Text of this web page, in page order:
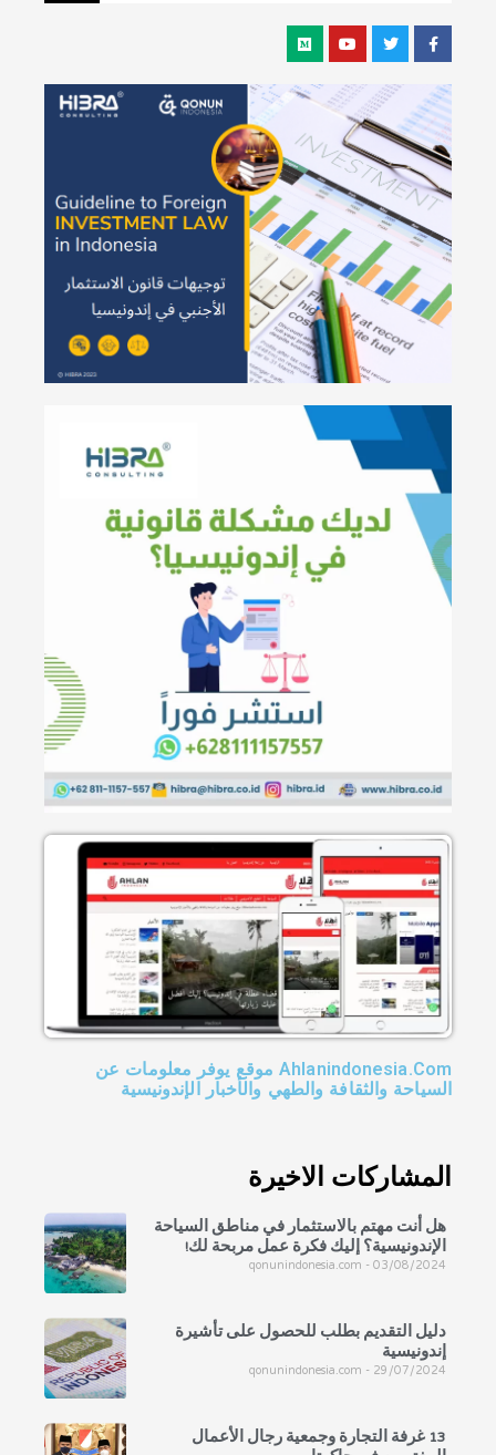
Ahlanindonesia.Com موقع يوفر معلومات عن
السياحة والثقافة والطهي والأخبار الإندونيسية
المشاركات الاخيرة
هل أنت مهتم بالاستثمار في مناطق السياحة
الإندونيسية؟ إليك فكرة عمل مربحة لك!
qonunindonesia.com 03/08/2024
دليل التقديم بطلب للحصول على تأشيرة
إندونيسية
qonunindonesia.com 29/07/2024
13 غرفة التجارة وجمعية رجال الأعمال